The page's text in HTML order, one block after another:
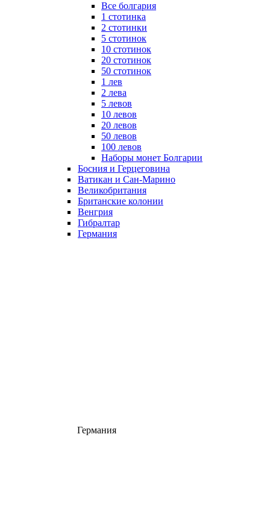
Все болгария
1 стотинка
2 стотинки
5 стотинок
10 стотинок
20 стотинок
50 стотинок
1 лев
2 лева
5 левов
10 левов
20 левов
50 левов
100 левов
Наборы монет Болгарии
Босния и Герцеговина
Ватикан и Сан-Марино
Великобритания
Британские колонии
Венгрия
Гибралтар
Германия
Германия